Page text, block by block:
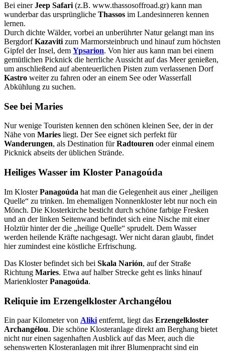
Bei einerJeep Safari (z.B. www.thassosoffroad.gr) kann man
wunderbar das ursprüngliche Thassos im Landesinneren kennen
lernen.
Durch dichte Wälder, vorbei an unberührter Natur gelangt man ins
BergdorfKazaviti zum Marmorsteinbruch und hinauf zum höchsten
Gipfel der Insel, dem Ypsarion. Von hier aus kann man bei einem
gemütlichen Picknick die herrliche Aussicht auf das Meer genießen,
um anschließend auf abenteuerlichen Pisten zum verlassenen Dorf
Kastro weiter zu fahren oder an einem See oder Wasserfall
Abkühlung zu suchen.
See bei Maries
Nur wenige Touristen kennen den schönen kleinen See, der in der
Nähe von Maries liegt. Der See eignet sich perfekt für
Wanderungen, als Destination fürRadtouren oder einmal einem
Picknick abseits der üblichen Strände.
Heiliges Wasser im Kloster Panagoúda
Im KlosterPanagoúda hat man die Gelegenheit aus einer „heiligen
Quelle“ zu trinken. Im ehemaligen Nonnenkloster lebt nur noch ein
Mönch. Die Klosterkirche besticht durch schöne farbige Fresken
und an der linken Seitenwand befindet sich eine Nische mit einer
Holztür hinter der die „heilige Quelle“ sprudelt. Dem Wasser
werden heilende Kräfte nachgesagt. Wer nicht daran glaubt, findet
hier zumindest eine köstliche Erfrischung.
Das Kloster befindet sich bei Skala Narión, auf der Straße
Richtung Maries. Etwa auf halber Strecke geht es links hinauf
MarienklosterPanagoúda.
Reliquie im Erzengelkloster Archangélou
Ein paar Kilometer von Aliki entfernt, liegt das Erzengelkloster
Archangélou. Die schöne Klosteranlage direkt am Berghang bietet
nicht nur einen sagenhaften Ausblick auf das Meer, auch die
sehenswerten Klosteranlagen mit ihrer Blumenpracht sind ein